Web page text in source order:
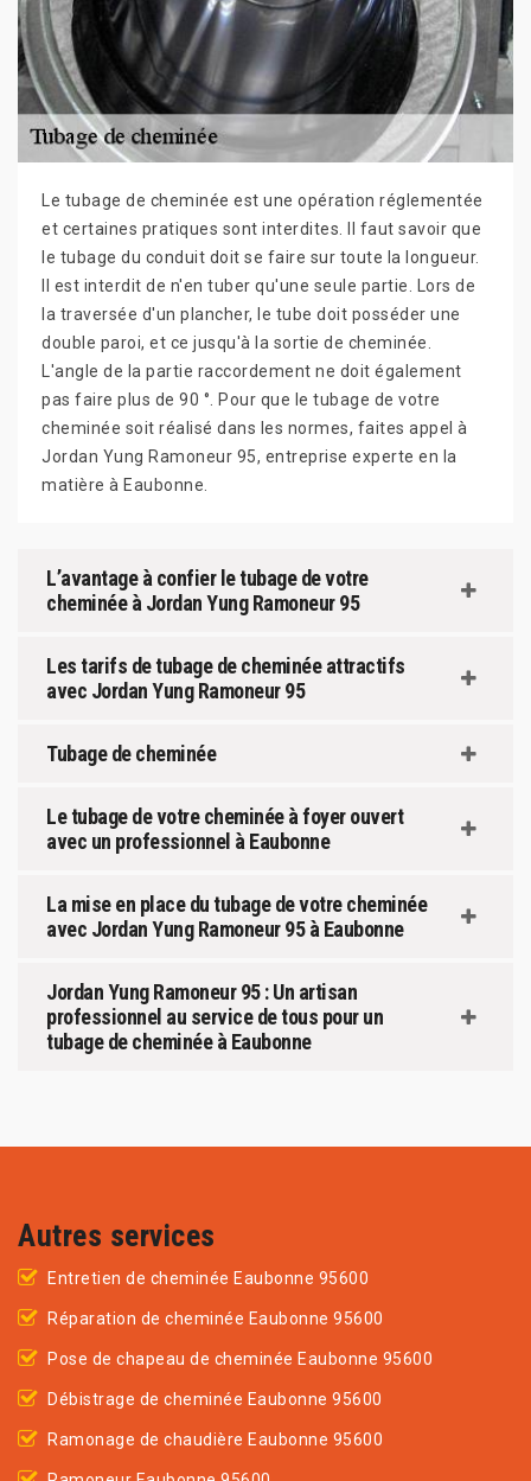
Le tubage de cheminée est une opération réglementée
et certaines pratiques sont interdites. Il faut savoir que
le tubage du conduit doit se faire sur toute la longueur.
Il est interdit de n'en tuber qu'une seule partie. Lors de
la traversée d'un plancher, le tube doit posséder une
double paroi, et ce jusqu'à la sortie de cheminée.
L'angle de la partie raccordement ne doit également
pas faire plus de 90 °. Pour que le tubage de votre
cheminée soit réalisé dans les normes, faites appel à
Jordan Yung Ramoneur 95, entreprise experte en la
matière à Eaubonne.
L’avantage à confier le tubage de votre
cheminée à Jordan Yung Ramoneur 95
Les tarifs de tubage de cheminée attractifs
avec Jordan Yung Ramoneur 95
Tubage de cheminée
Le tubage de votre cheminée à foyer ouvert
avec un professionnel à Eaubonne
La mise en place du tubage de votre cheminée
avec Jordan Yung Ramoneur 95 à Eaubonne
Jordan Yung Ramoneur 95 : Un artisan
professionnel au service de tous pour un
tubage de cheminée à Eaubonne
Autres services
Entretien de cheminée Eaubonne 95600
Réparation de cheminée Eaubonne 95600
Pose de chapeau de cheminée Eaubonne 95600
Débistrage de cheminée Eaubonne 95600
Ramonage de chaudière Eaubonne 95600